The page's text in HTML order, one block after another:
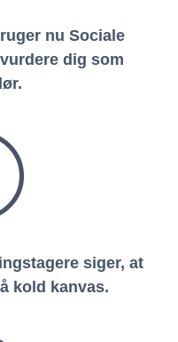
nu Sociale
dig som
siger, at
kold kanvas.